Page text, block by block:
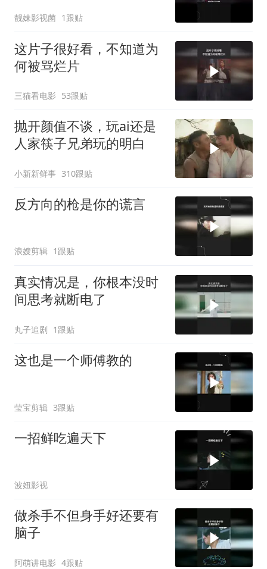
靓妹影视菌 1跟贴
这片子很好看，不知道为
何被骂烂片
三猫看电影 53跟贴
抛开颜值不谈，玩ai还是
人家筷子兄弟玩的明白
小新新鲜事 310跟贴
反方向的枪是你的谎言
浪嫂剪辑 1跟贴
真实情况是，你根本没时
间思考就断电了
丸子追剧 1跟贴
这也是一个师傅教的
莹宝剪辑 3跟贴
一招鲜吃遍天下
波妞影视
做杀手不但身手好还要有
脑子
阿萌讲电影 4跟贴